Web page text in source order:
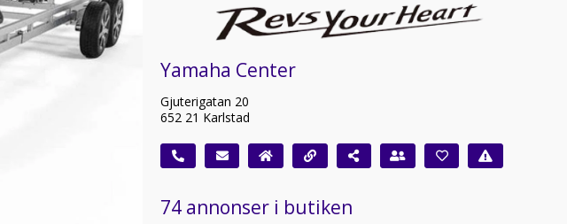
Yamaha Center
Gjuterigatan 20
652 21 Karlstad
74 annonser i butiken